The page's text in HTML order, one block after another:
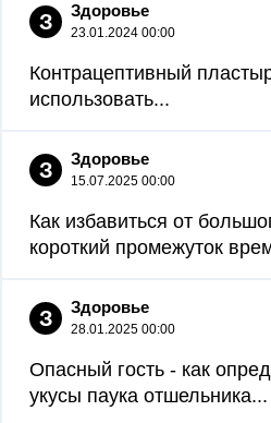
З Здоровье
23.01.2024 00:00
Контрацептивный
использовать...
З Здоровье
15.07.2025 00:00
Как избавиться от
короткий промежуток
З Здоровье
28.01.2025 00:00
Опасный гость - как
укусы паука отшельника...